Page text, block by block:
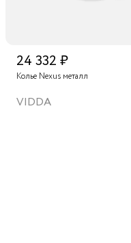
24 332 ₽
Колье Nexus металл
VIDDA